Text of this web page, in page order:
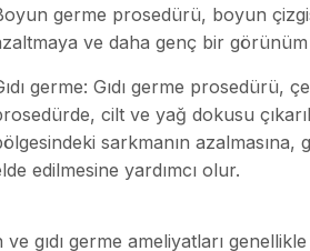
germe prosedürü, boyun
ve daha genç bir görünüm
germe: Gıdı germe prosedürü,
cilt ve yağ dokusu
sarkmanın
edilmesine yardımcı olur.
ve gıdı germe ameliyatları